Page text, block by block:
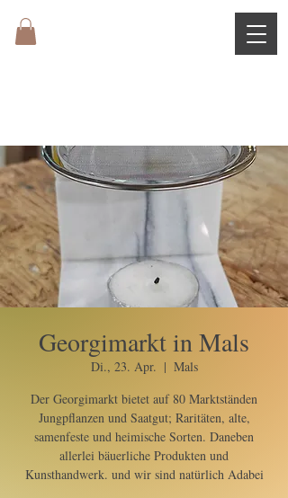
Georgimarkt in Mals
Di., 23. Apr.
  |
Mals
Der Georgimarkt bietet auf 80 Marktständen
Jungpflanzen und Saatgut; Raritäten, alte,
samenfeste und heimische Sorten. Daneben
allerlei bäuerliche Produkten und
Kunsthandwerk. und wir sind natürlich Adabei